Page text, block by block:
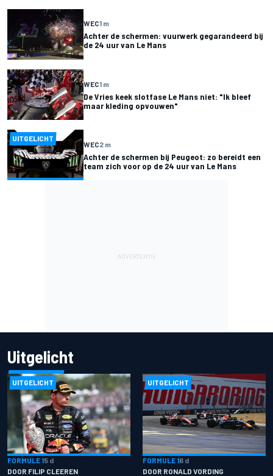
WEC1 m
Achter de schermen: vuurwerk gegarandeerd bij
de 24 uur van Le Mans
WEC1 m
De Vries keek slotfase Le Mans niet: "Ik bleef
maar kleding opvouwen"
UITGELICHT
WEC2 m
Achter de schermen bij Peugeot: zo bereidt een
team zich voor op de 24 uur van Le Mans
Uitgelicht
UITGELICHT
FORMULE 15 d
DOOR FILIP CLEEREN
UITGELICHT
FORMULE 16 d
DOOR RONALD VORDING